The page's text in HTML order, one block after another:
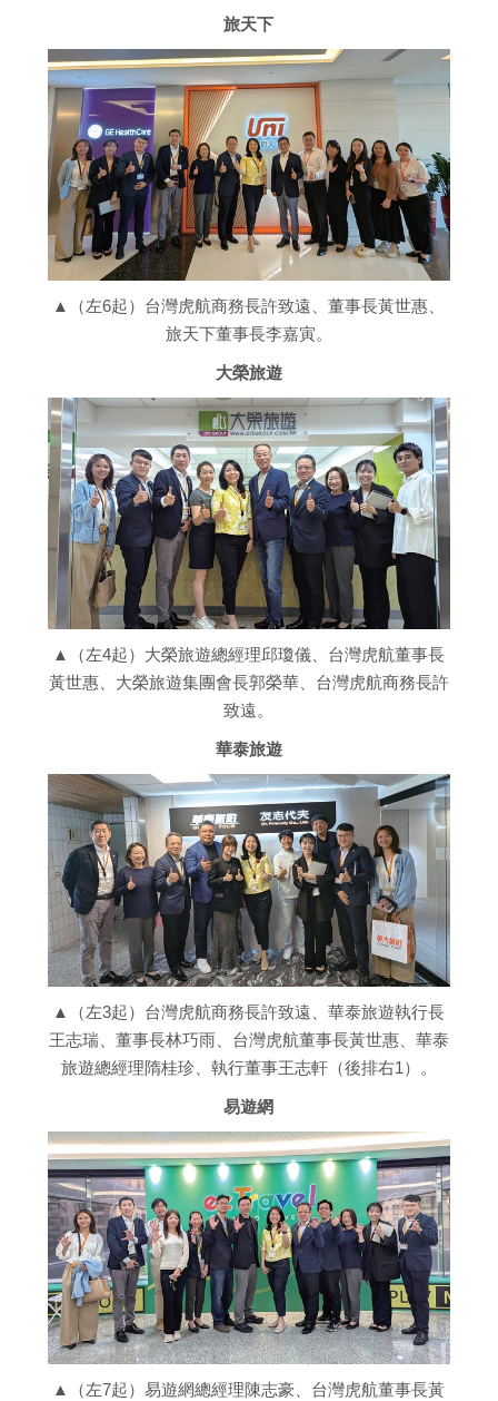
旅天下
▲（左6起）台灣虎航商務長許致遠、董事長黃世惠、
旅天下董事長李嘉寅。
大榮旅遊
▲（左4起）大榮旅遊總經理邱瓊儀、台灣虎航董事長
黃世惠、大榮旅遊集團會長郭榮華、台灣虎航商務長許
致遠。
華泰旅遊
▲（左3起）台灣虎航商務長許致遠、華泰旅遊執行長
王志瑞、董事長林巧雨、台灣虎航董事長黃世惠、華泰
旅遊總經理隋桂珍、執行董事王志軒（後排右1）。
易遊網
▲（左7起）易遊網總經理陳志豪、台灣虎航董事長黃